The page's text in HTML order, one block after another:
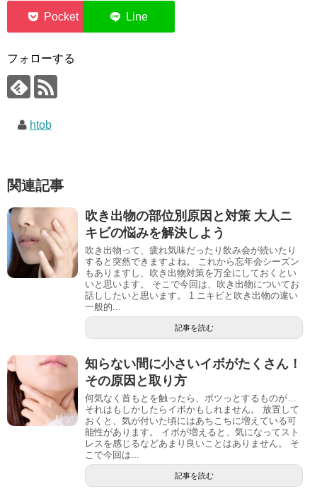
フォローする
htob
関連記事
吹き出物の部位別原因と対策 大人ニ
キビの悩みを解決しよう
吹き出物って、疲れ気味だったり飲み会が続いたり
すると突然できますよね。 これから忘年会シーズン
もありますし、吹き出物対策を万全にしておくとい
いと思います。 そこで今回は、吹き出物についてお
話ししたいと思います。 1.ニキビと吹き出物の違い
一般的...
記事を読む
知らない間に小さいイボがたくさん！
その原因と取り方
何気なく首もとを触ったら、ポツっとするものが…
それはもしかしたらイボかもしれません。 放置して
おくと、気が付いた頃にはあちこちに増えている可
能性があります。 イボが増えると、気になってスト
レスを感じるなどあまり良いことはありません。 そ
こで今回は...
記事を読む